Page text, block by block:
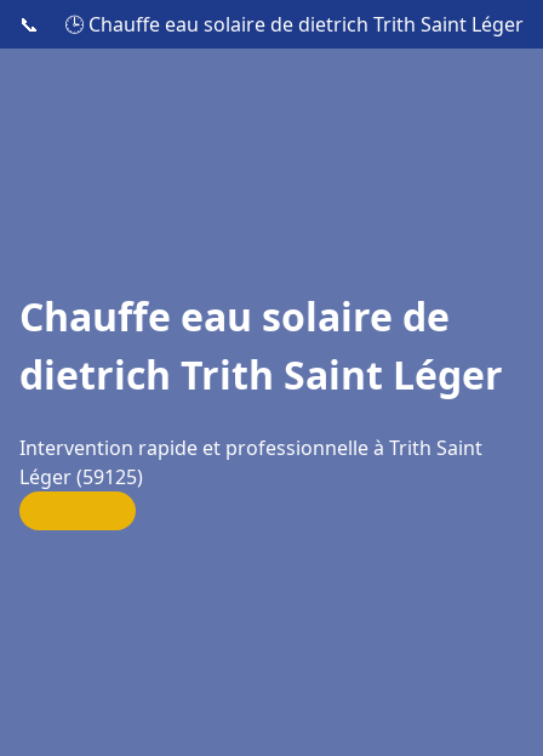
📞 🕒 Chauffe eau solaire de dietrich Trith Saint Léger
Chauffe eau solaire de
dietrich Trith Saint Léger
Intervention rapide et professionnelle à Trith Saint
Léger (59125)